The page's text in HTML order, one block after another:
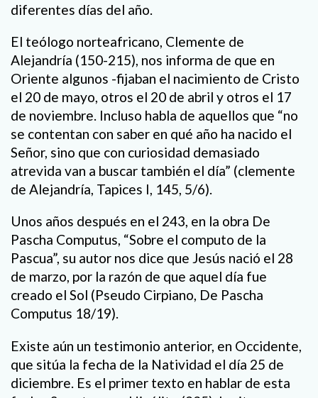
diferentes días del año.
El teólogo norteafricano, Clemente de
Alejandría (150-215), nos informa de que en
Oriente algunos -fijaban el nacimiento de Cristo
el 20 de mayo, otros el 20 de abril y otros el 17
de noviembre. Incluso habla de aquellos que “no
se contentan con saber en qué año ha nacido el
Señor, sino que con curiosidad demasiado
atrevida van a buscar también el día” (clemente
de Alejandría, Tapices I, 145, 5/6).
Unos años después en el 243, en la obra De
Pascha Computus, “Sobre el computo de la
Pascua”, su autor nos dice que Jesús nació el 28
de marzo, por la razón de que aquel día fue
creado el Sol (Pseudo Cirpiano, De Pascha
Computus 18/19).
Existe aún un testimonio anterior, en Occidente,
que sitúa la fecha de la Natividad el día 25 de
diciembre. Es el primer texto en hablar de esta